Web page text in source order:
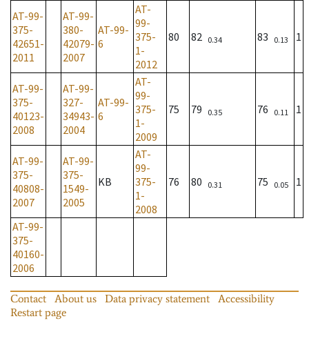
AT-99-
375-
42651-
2011
AT-99-
380-
42079-
2007
AT-99-
6
AT-
99-
375-
1-
2012
80 82 0.34 83 0.13 1
AT-99-
375-
40123-
2008
AT-99-
327-
34943-
2004
AT-99-
6
AT-
99-
375-
1-
2009
75 79 0.35 76 0.11 1
AT-99-
375-
40808-
2007
AT-99-
375-
1549-
2005
KB
AT-
99-
375-
1-
2008
76 80 0.31 75 0.05 1
AT-99-
375-
40160-
2006
Contact About us Data privacy statement
Accessibility
Restart page